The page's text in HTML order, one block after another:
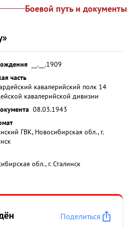
Боевой путь и документы
__.__.1909
часть
кавалерийский полк 14
кавалерийской дивизии
08.03.1943
ГВК, Новосибирская обл., г.
обл., г. Сталинск
Поделиться